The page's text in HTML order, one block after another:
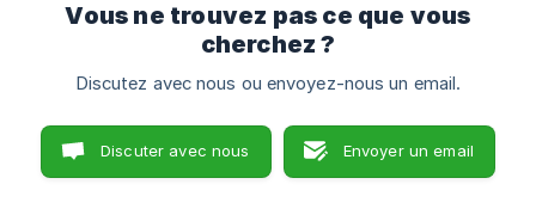
Vous ne trouvez pas ce que vous
cherchez ?
Discutez avec nous ou envoyez-nous un email.
Discuter avec nous Envoyer un email